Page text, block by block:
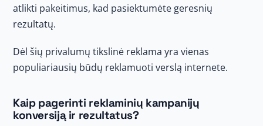
atlikti pakeitimus, kad pasiektumėte geresnių
rezultatų.
Dėl šių privalumų tikslinė reklama yra vienas
populiariausių būdų reklamuoti verslą internete.
Kaip pagerinti reklaminių kampanijų
konversiją ir rezultatus?